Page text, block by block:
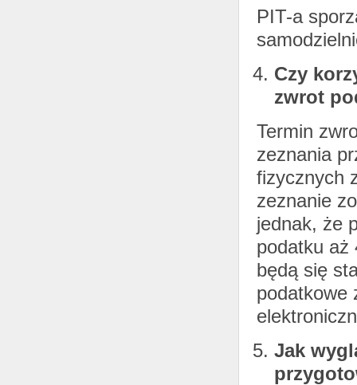
PIT-a
Czy
zwrot
Termin
zeznania
fizycznych
zeznanie
jednak, że
podatku aż
będą się
podatkowe
Jak